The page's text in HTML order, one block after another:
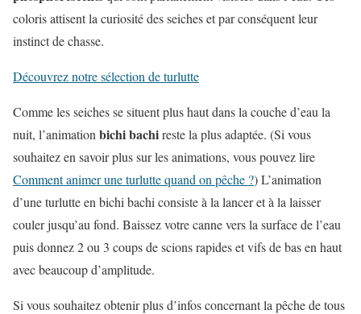
coloris attisent la curiosité des seiches et par conséquent leur
instinct de chasse.
Découvrez notre sélection de turlutte
Comme les seiches se situent plus haut dans la couche d’eau la
nuit, l’animation bichi bachireste la plus adaptée. (Si vous
souhaitez en savoir plus sur les animations, vous pouvez lire
Comment animer une turlutte quand on pêche ?) L’animation
d’une turlutte en bichi bachi consiste à la lancer et à la laisser
couler jusqu’au fond. Baissez votre canne vers la surface de l’eau
puis donnez 2 ou 3 coups de scions rapides et vifs de bas en haut
avec beaucoup d’amplitude.
Si vous souhaitez obtenir plus d’infos concernant la pêche de tous